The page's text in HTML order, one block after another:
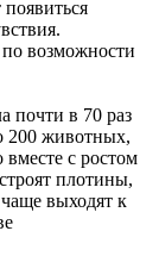
возможности
почти в 70 раз
200 животных,
с ростом
плотины,
выходят к